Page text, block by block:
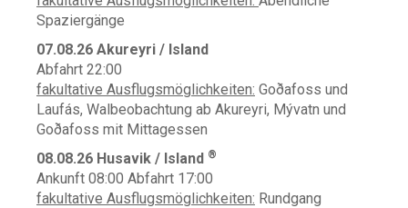
Spaziergänge
07.08.26 Akureyri / Island
Abfahrt 22:00
fakultative Ausflugsmöglichkeiten: Goðafoss und
Laufás, Walbeobachtung ab Akureyri, Mývatn und
Goðafoss mit Mittagessen
08.08.26 Husavik / Island ®
Ankunft 08:00 Abfahrt 17:00
fakultative Ausflugsmöglichkeiten: Rundgang